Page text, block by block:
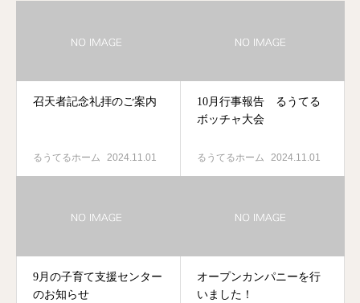
召天者記念礼拝のご案内
るうてるホーム 2024.11.01
10月行事報告 るうてる
ボッチャ大会
るうてるホーム 2024.11.01
9月の子育て支援センター
のお知らせ
オープンカンパニーを行
いました！